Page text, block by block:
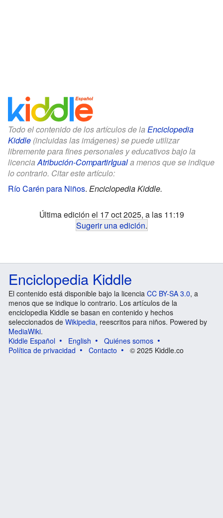
Todo el contenido de los artículos de la Enciclopedia
Kiddle (incluidas las imágenes) se puede utilizar
libremente para fines personales y educativos bajo la
licenciaAtribución-CompartirIguala menos que se indique
lo contrario. Citar este artículo:
Río Carén para Niños. Enciclopedia Kiddle.
Última edición el 17 oct 2025, a las 11:19
Sugerir una edición.
Enciclopedia Kiddle
El contenido está disponible bajo la licencia CC BY-SA 3.0, a
menos que se indique lo contrario. Los artículos de la
enciclopedia Kiddle se basan en contenido y hechos
seleccionados de Wikipedia, reescritos para niños. Powered by
MediaWiki.
Kiddle Español
English
Quiénes somos
Política de privacidad
Contacto © 2025 Kiddle.co